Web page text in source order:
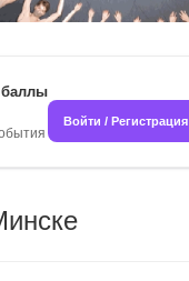
баллы
Войти / Регистрация